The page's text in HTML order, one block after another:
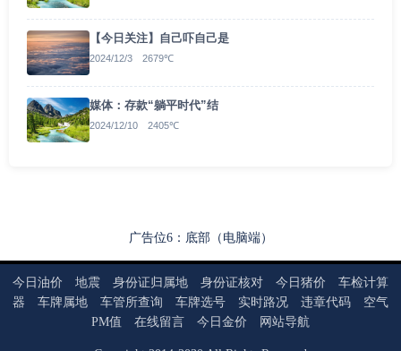
【今日关注】自己吓自己是
2024/12/3 2679℃
媒体：存款“躺平时代”结
2024/12/10 2405℃
广告位6：底部（电脑端）
今日油价 地震 身份证归属地 身份证核对 今日猪价
车检计算
器
车牌属地 车管所查询 车牌选号 实时路况 违章代码
空气
PM值
在线留言 今日金价 网站导航